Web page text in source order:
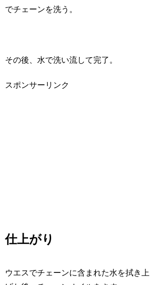
でチェーンを洗う。
その後、水で洗い流して完了。
スポンサーリンク
仕上がり
ウエスでチェーンに含まれた水を拭き上